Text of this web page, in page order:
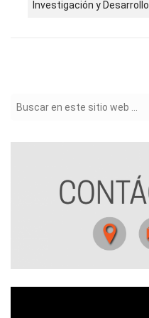
Investigación y Desarrollo
Formulario de búsqueda